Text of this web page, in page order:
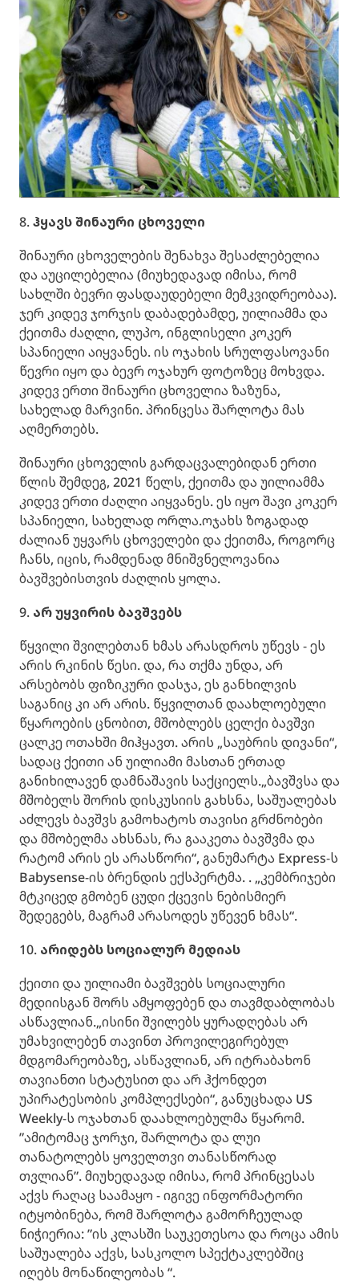
8.ჰყავს შინაური ცხოველი
შინაური ცხოველების შენახვა შესაძლებელია
და აუცილებელია (მიუხედავად იმისა, რომ
სახლში ბევრი ფასდაუდებელი მემკვიდრეობაა).
ჯერ კიდევ ჯორჯის დაბადებამდე, უილიამმა და
ქეითმა ძაღლი, ლუპო, ინგლისელი კოკერ
სპანიელი აიყვანეს. ის ოჯახის სრულფასოვანი
წევრი იყო და ბევრ ოჯახურ ფოტოზეც მოხვდა.
კიდევ ერთი შინაური ცხოველია ზაზუნა,
სახელად მარვინი. პრინცესა შარლოტა მას
აღმერთებს.
შინაური ცხოველის გარდაცვალებიდან ერთი
წლის შემდეგ, 2021 წელს, ქეითმა და უილიამმა
კიდევ ერთი ძაღლი აიყვანეს. ეს იყო შავი კოკერ
სპანიელი, სახელად ორლა.ოჯახს ზოგადად
ძალიან უყვარს ცხოველები და ქეითმა, როგორც
ჩანს, იცის, რამდენად მნიშვნელოვანია
ბავშვებისთვის ძაღლის ყოლა.
9. არ უყვირის ბავშვებს
წყვილი შვილებთან ხმას არასდროს უწევს - ეს
არის რკინის წესი. და, რა თქმა უნდა, არ
არსებობს ფიზიკური დასჯა, ეს განხილვის
საგანიც კი არ არის. წყვილთან დაახლოებული
წყაროების ცნობით, მშობლებს ცელქი ბავშვი
ცალკე ოთახში მიჰყავთ. არის „საუბრის დივანი“,
სადაც ქეითი ან უილიამი მასთან ერთად
განიხილავენ დამნაშავის საქციელს.„ბავშვსა და
მშობელს შორის დისკუსიის გახსნა, საშუალებას
აძლევს ბავშვს გამოხატოს თავისი გრძნობები
და მშობელმა ახსნას, რა გააკეთა ბავშვმა და
რატომ არის ეს არასწორი“, განუმარტა Express-ს
Babysense-ის ბრენდის ექსპერტმა. . „კემბრიჯები
მტკიცედ გმობენ ცუდი ქცევის ნებისმიერ
შედეგებს, მაგრამ არასოდეს უწევენ ხმას“.
10. არიდებს სოციალურ მედიას
ქეითი და უილიამი ბავშვებს სოციალური
მედიისგან შორს ამყოფებენ და თავმდაბლობას
ასწავლიან.„ისინი შვილებს ყურადღებას არ
უმახვილებენ თავინთ პროვილეგირებულ
მდგომარეობაზე, ასწავლიან, არ იტრაბახონ
თავიანთი სტატუსით და არ ჰქონდეთ
უპირატესობის კომპლექსები“, განუცხადა US
Weekly-ს ოჯახთან დაახლოებულმა წყარომ.
”ამიტომაც ჯორჯი, შარლოტა და ლუი
თანატოლებს ყოველთვი თანასწორად
თვლიან”. მიუხედავად იმისა, რომ პრინცესას
აქვს რაღაც საამაყო - იგივე ინფორმატორი
იტყობინება, რომ შარლოტა გამორჩეულად
ნიჭიერია: ”ის კლასში საუკეთესოა და როცა ამის
საშუალება აქვს, სასკოლო სპექტაკლებშიც
იღებს მონაწილეობას “.